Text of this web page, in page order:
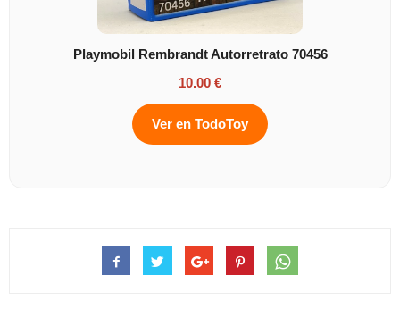
Playmobil Rembrandt Autorretrato 70456
10.00 €
Ver en TodoToy